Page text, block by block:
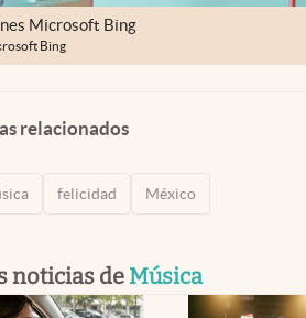
Microsoft Bing
Bing
relacionados
felicidad México
noticias de Música